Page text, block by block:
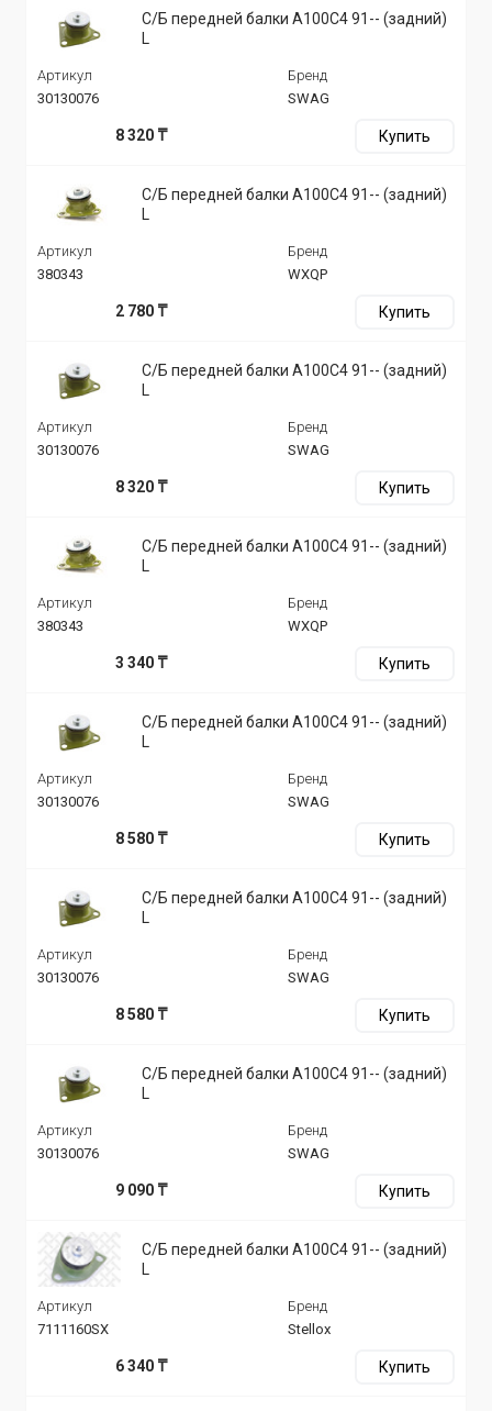
С/Б передней балки A100C4 91-- (задний)
L
Артикул
30130076
Бренд
SWAG
8 320 ₸ Купить
С/Б передней балки A100C4 91-- (задний)
L
Артикул
380343
Бренд
WXQP
2 780 ₸ Купить
С/Б передней балки A100C4 91-- (задний)
L
Артикул
30130076
Бренд
SWAG
8 320 ₸ Купить
С/Б передней балки A100C4 91-- (задний)
L
Артикул
380343
Бренд
WXQP
3 340 ₸ Купить
С/Б передней балки A100C4 91-- (задний)
L
Артикул
30130076
Бренд
SWAG
8 580 ₸ Купить
С/Б передней балки A100C4 91-- (задний)
L
Артикул
30130076
Бренд
SWAG
8 580 ₸ Купить
С/Б передней балки A100C4 91-- (задний)
L
Артикул
30130076
Бренд
SWAG
9 090 ₸ Купить
С/Б передней балки A100C4 91-- (задний)
L
Артикул
7111160SX
Бренд
Stellox
6 340 ₸ Купить